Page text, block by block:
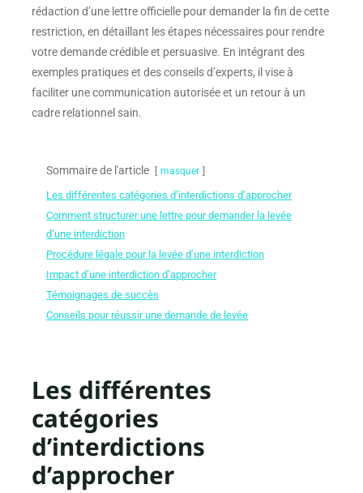
rédaction d’une lettre officielle pour demander la fin de cette
restriction, en détaillant les étapes nécessaires pour rendre
votre demande crédible et persuasive. En intégrant des
exemples pratiques et des conseils d’experts, il vise à
faciliter une communication autorisée et un retour à un
cadre relationnel sain.
Sommaire de l'article masquer
Les différentes catégories d’interdictions d’approcher
Comment structurer une lettre pour demander la levée
d’une interdiction
Procédure légale pour la levée d’une interdiction
Impact d’une interdiction d’approcher
Témoignages de succès
Conseils pour réussir une demande de levée
Les différentes
catégories
d’interdictions
d’approcher